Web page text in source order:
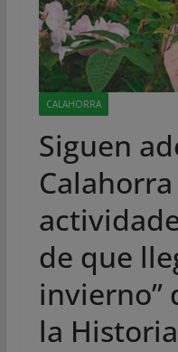
CALAHORRA
Siguen
de que
invierno”
la Historia